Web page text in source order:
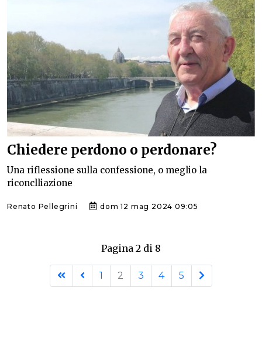
Chiedere perdono o perdonare?
Una riflessione sulla confessione, o meglio la
riconclliazione
Renato Pellegrini dom 12 mag 2024 09:05
Pagina 2 di 8
1 2 3 4 5